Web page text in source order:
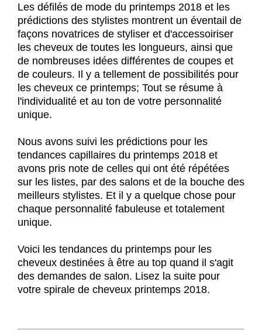
Les défilés de mode du printemps 2018 et les
prédictions des stylistes montrent un éventail de
façons novatrices de styliser et d'accessoiriser
les cheveux de toutes les longueurs, ainsi que
de nombreuses idées différentes de coupes et
de couleurs. Il y a tellement de possibilités pour
les cheveux ce printemps; Tout se résume à
l'individualité et au ton de votre personnalité
unique.
Nous avons suivi les prédictions pour les
tendances capillaires du printemps 2018 et
avons pris note de celles qui ont été répétées
sur les listes, par des salons et de la bouche des
meilleurs stylistes. Et il y a quelque chose pour
chaque personnalité fabuleuse et totalement
unique.
Voici les tendances du printemps pour les
cheveux destinées à être au top quand il s'agit
des demandes de salon. Lisez la suite pour
votre spirale de cheveux printemps 2018.